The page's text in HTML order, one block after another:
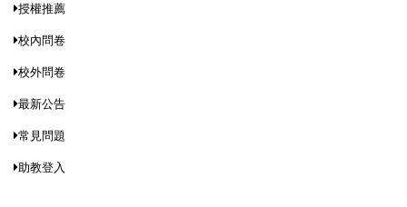
授權推薦
校內問卷
校外問卷
最新公告
常見問題
助教登入